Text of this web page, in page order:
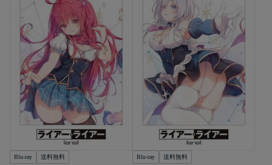
Blu-ray 送料無料 Blu-ray 送料無料